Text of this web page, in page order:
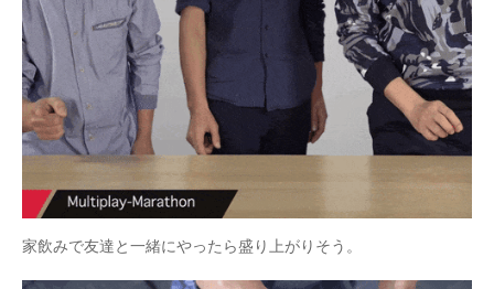
家飲みで友達と一緒にやったら盛り上がりそう。